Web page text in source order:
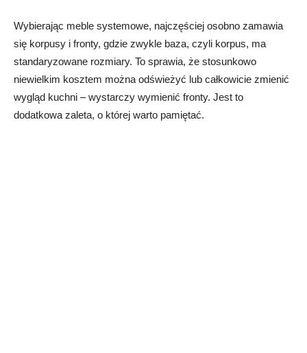
Wybierając meble systemowe, najczęściej osobno zamawia
się korpusy i fronty, gdzie zwykle baza, czyli korpus, ma
standaryzowane rozmiary. To sprawia, że stosunkowo
niewielkim kosztem można odświeżyć lub całkowicie zmienić
wygląd kuchni – wystarczy wymienić fronty. Jest to
dodatkowa zaleta, o której warto pamiętać.